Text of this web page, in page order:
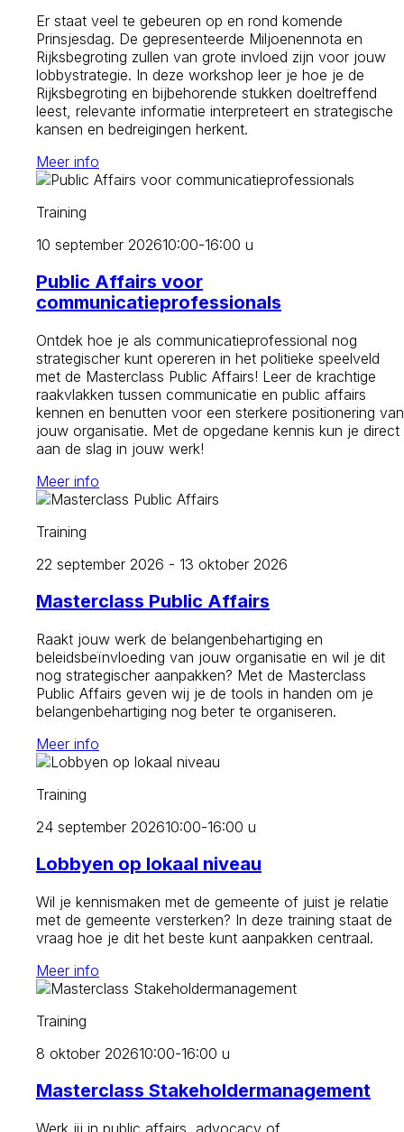
Er staat veel te gebeuren op en rond komende
Prinsjesdag. De gepresenteerde Miljoenennota en
Rijksbegroting zullen van grote invloed zijn voor jouw
lobbystrategie. In deze workshop leer je hoe je de
Rijksbegroting en bijbehorende stukken doeltreffend
leest, relevante informatie interpreteert en strategische
kansen en bedreigingen herkent.
Meer info
Training
10 september 202610:00-16:00 u
Public Affairs voor
communicatieprofessionals
Ontdek hoe je als communicatieprofessional nog
strategischer kunt opereren in het politieke speelveld
met de Masterclass Public Affairs! Leer de krachtige
raakvlakken tussen communicatie en public affairs
kennen en benutten voor een sterkere positionering van
jouw organisatie. Met de opgedane kennis kun je direct
aan de slag in jouw werk!
Meer info
Training
22 september 2026 - 13 oktober 2026
Masterclass Public Affairs
Raakt jouw werk de belangenbehartiging en
beleidsbeïnvloeding van jouw organisatie en wil je dit
nog strategischer aanpakken? Met de Masterclass
Public Affairs geven wij je de tools in handen om je
belangenbehartiging nog beter te organiseren.
Meer info
Training
24 september 202610:00-16:00 u
Lobbyen op lokaal niveau
Wil je kennismaken met de gemeente of juist je relatie
met de gemeente versterken? In deze training staat de
vraag hoe je dit het beste kunt aanpakken centraal.
Meer info
Training
8 oktober 202610:00-16:00 u
Masterclass Stakeholdermanagement
Werk jij in public affairs, advocacy of